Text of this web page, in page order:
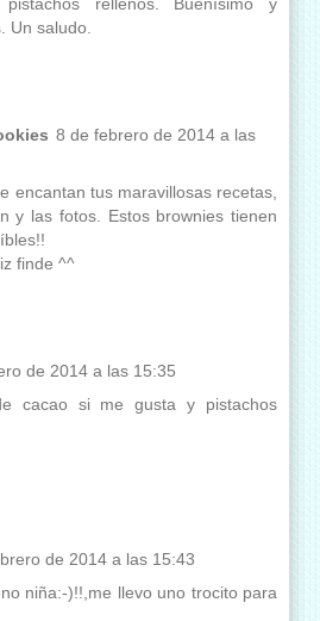
Un saludo.
8 de febrero de 2014 a las
encantan tus maravillosas recetas,
y las fotos. Estos brownies tienen
finde ^^
de 2014 a las 15:35
cacao si me gusta y pistachos
de 2014 a las 15:43
niña:-)!!,me llevo uno trocito para